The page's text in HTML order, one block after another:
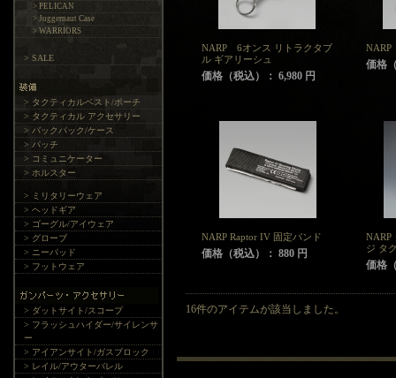
> PELICAN
> Juggernaut Case
> WARRIORS
> SALE
> タクティカルベスト/ポーチ
> タクティカル アクセサリー
> バックパック/ケース
> パッチ
> コミュニケーター
> ホルスター
> ミリタリーウェア
> ヘッドギア
> ゴーグル/アイウェア
> グローブ
> ニーパッド
> フットウェア
> ダットサイト/スコープ
> フラッシュハイダー/サイレンサ
ー
> アイアンサイト/ガスブロック
> レイル/アウターバレル
NARP 6オンス リトラクタブ
ル ギアリーシュ
価格（税込）： 6,980 円
価格
NARP Raptor IV 固定バンド
価格（税込）： 880 円
NARP
ジ タ
価格
16件のアイテムが該当しました。